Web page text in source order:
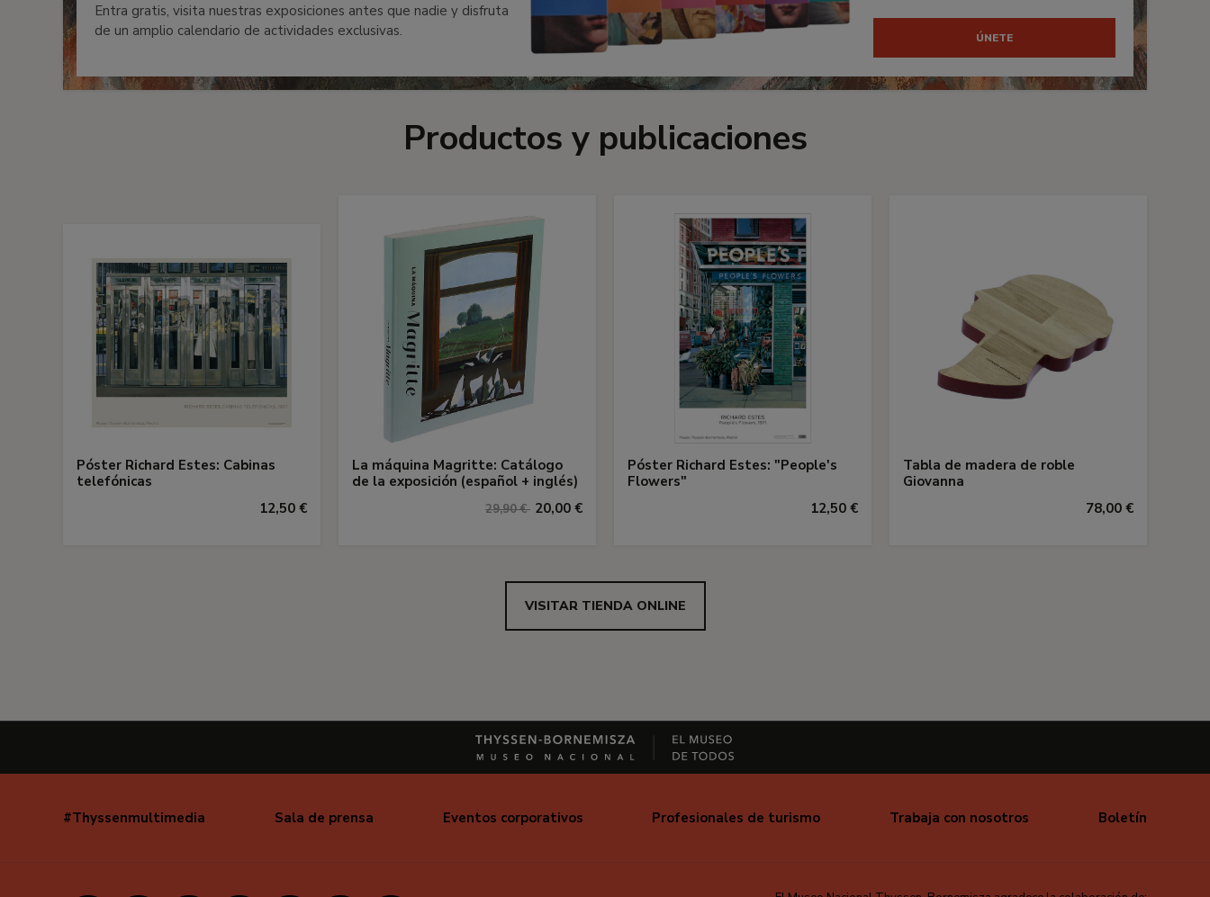
Entra gratis, visita nuestras exposiciones antes que nadie y disfruta
de un amplio calendario de actividades exclusivas.
ÚNETE
Productos y publicaciones
Póster Richard Estes: Cabinas
telefónicas
12,50 €
La máquina Magritte: Catálogo
de la exposición (español + inglés)
29,90 € 20,00 €
Póster Richard Estes: "People's
Flowers"
12,50 €
Tabla de madera de roble
Giovanna
78,00 €
VISITAR TIENDA ONLINE
Navegación
#Thyssenmultimedia Sala de prensa Eventos corporativos Profesionales de turismo Trabaja con nosotros Boletín